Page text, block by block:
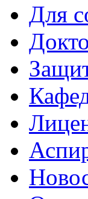
Для